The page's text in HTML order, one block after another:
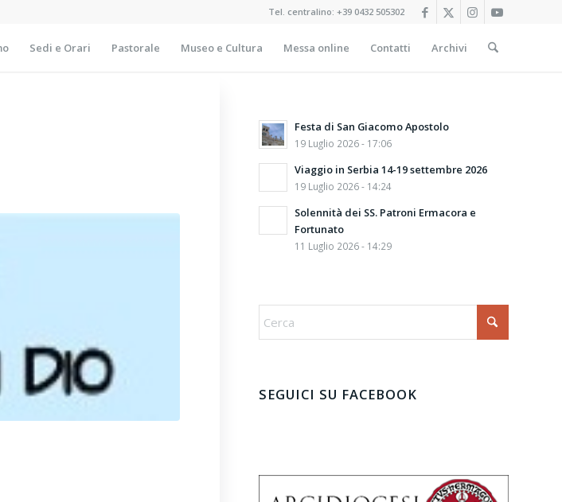
Tel. centralino: +39 0432 505302
Sedi e Orari Pastorale Museo e Cultura Messa online Contatti Archivi
Festa di San Giacomo Apostolo
19 Luglio 2026 - 17:06
Viaggio in Serbia 14-19 settembre 2026
19 Luglio 2026 - 14:24
Solennità dei SS. Patroni Ermacora e
Fortunato
11 Luglio 2026 - 14:29
SEGUICI SU FACEBOOK